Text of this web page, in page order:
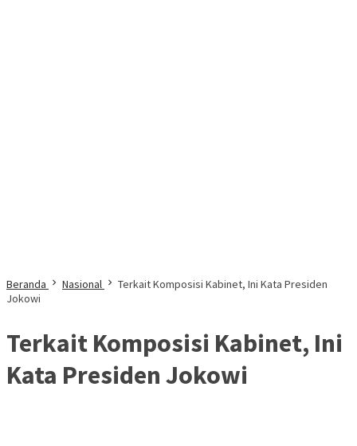
Beranda Nasional
Terkait Komposisi Kabinet, Ini Kata Presiden
Jokowi
Terkait Komposisi Kabinet, Ini
Kata Presiden Jokowi